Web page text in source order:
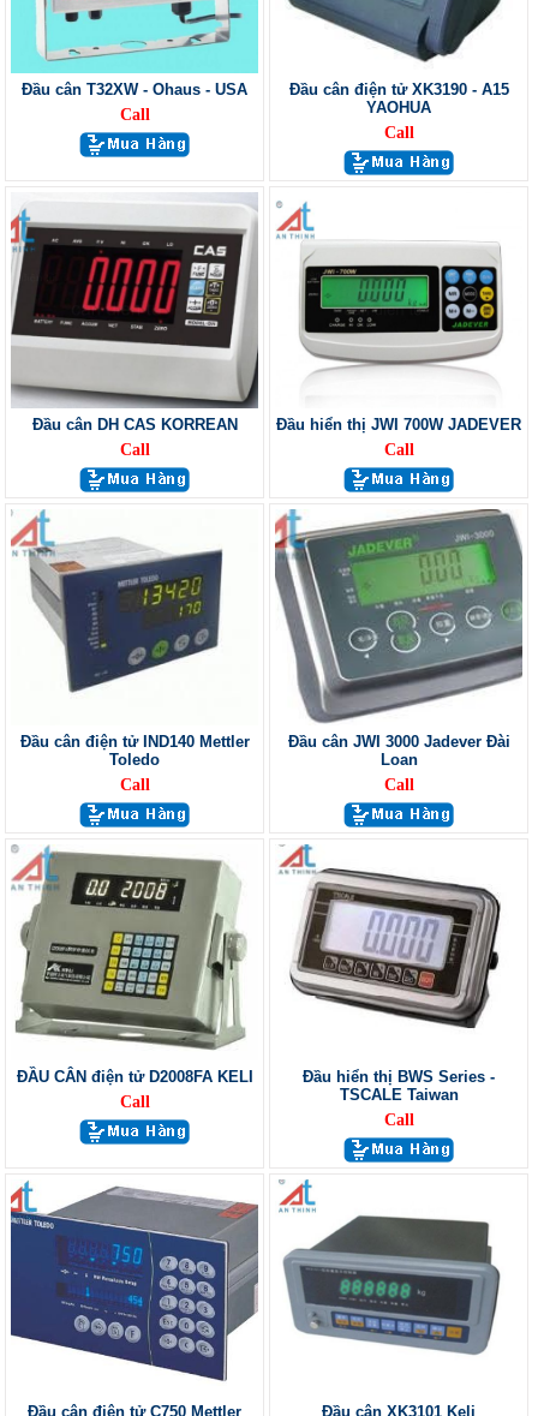
Đầu cân T32XW - Ohaus - USA
Call
Đầu cân điện tử XK3190 - A15
YAOHUA
Call
Đầu cân DH CAS KORREAN
Call
Đầu hiển thị JWI 700W JADEVER
Call
Đầu cân điện tử IND140 Mettler
Toledo
Call
Đầu cân JWI 3000 Jadever Đài
Loan
Call
ĐẦU CÂN điện tử D2008FA KELI
Call
Đầu hiển thị BWS Series -
TSCALE Taiwan
Call
Đầu cân điện tử C750 Mettler
Đầu cân XK3101 Keli